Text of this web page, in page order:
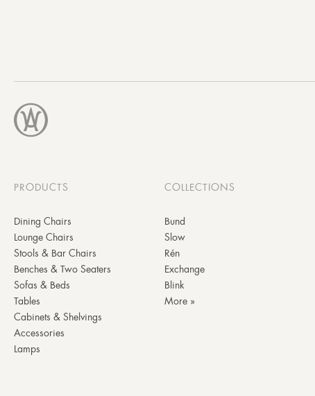
PRODUCTS
Dining Chairs
Lounge Chairs
Stools & Bar Chairs
Benches & Two Seaters
Sofas & Beds
Tables
Cabinets & Shelvings
Accessories
Lamps
COLLECTIONS
Bund
Slow
Rén
Exchange
Blink
More »